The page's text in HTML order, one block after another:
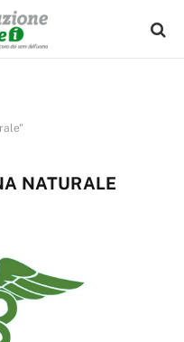
NATURALE